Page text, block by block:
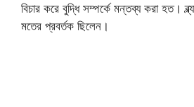
বিচার করে বুদ্ধি সম্পর্কে মন্তব্য করা হত।
মতের প্রবর্তক ছিলেন।